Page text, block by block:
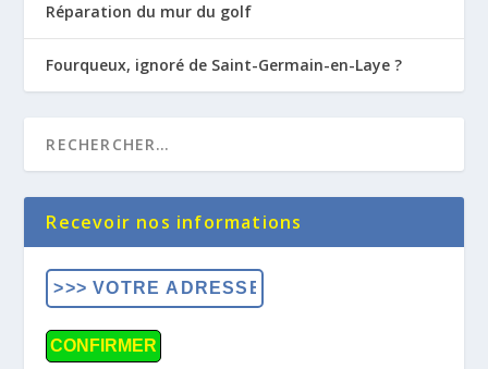
Réparation du mur du golf
Fourqueux, ignoré de Saint-Germain-en-Laye ?
Recevoir nos informations